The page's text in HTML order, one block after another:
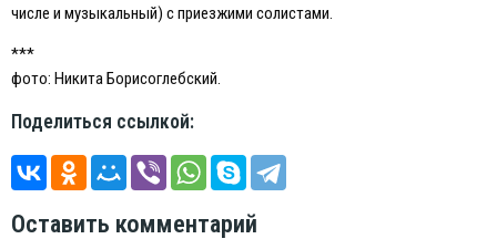
числе и музыкальный) с приезжими солистами.
***
фото: Никита Борисоглебский.
Поделиться ссылкой:
Оставить комментарий